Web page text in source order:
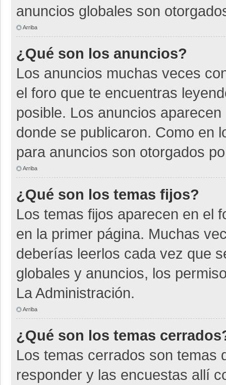
anuncios globales son
Arriba
¿Qué son los anuncios?
Los anuncios muchas veces
el foro que te encuentras
posible. Los anuncios
donde se publicaron. Como en
para anuncios son otorgados
Arriba
¿Qué son los temas fijos?
Los temas fijos aparecen en el
en la primer página. Muchas
deberías leerlos cada vez que
globales y anuncios, los
La Administración.
Arriba
¿Qué son los temas
Los temas cerrados son temas
responder y las encuestas allí